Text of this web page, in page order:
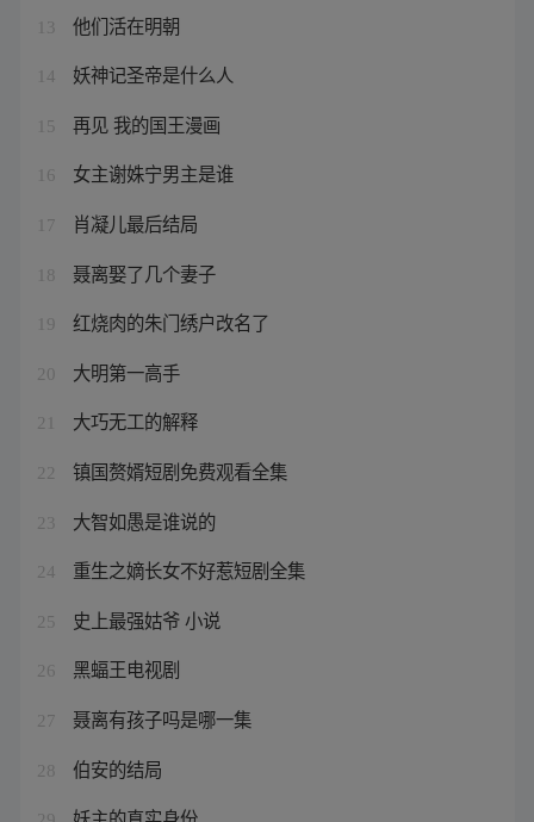
13 他们活在明朝
14 妖神记圣帝是什么人
15 再见 我的国王漫画
16 女主谢姝宁男主是谁
17 肖凝儿最后结局
18 聂离娶了几个妻子
19 红烧肉的朱门绣户改名了
20 大明第一高手
21 大巧无工的解释
22 镇国赘婿短剧免费观看全集
23 大智如愚是谁说的
24 重生之嫡长女不好惹短剧全集
25 史上最强姑爷 小说
26 黑蝠王电视剧
27 聂离有孩子吗是哪一集
28 伯安的结局